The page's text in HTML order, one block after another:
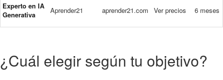
Experto en IA
Generativa
Aprender21 aprender21.com Ver precios 6 meses
¿Cuál elegir según tu objetivo?